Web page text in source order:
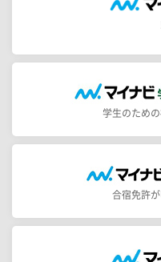
学生のため
合宿免許